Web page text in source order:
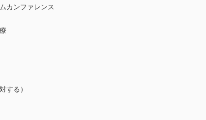
ンファレンス
る）